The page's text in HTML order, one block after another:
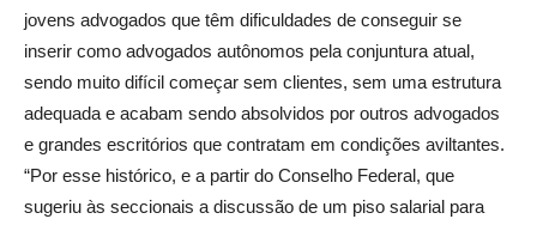
jovens advogados que têm dificuldades de conseguir se
inserir como advogados autônomos pela conjuntura atual,
sendo muito difícil começar sem clientes, sem uma estrutura
adequada e acabam sendo absolvidos por outros advogados
e grandes escritórios que contratam em condições aviltantes.
“Por esse histórico, e a partir do Conselho Federal, que
sugeriu às seccionais a discussão de um piso salarial para